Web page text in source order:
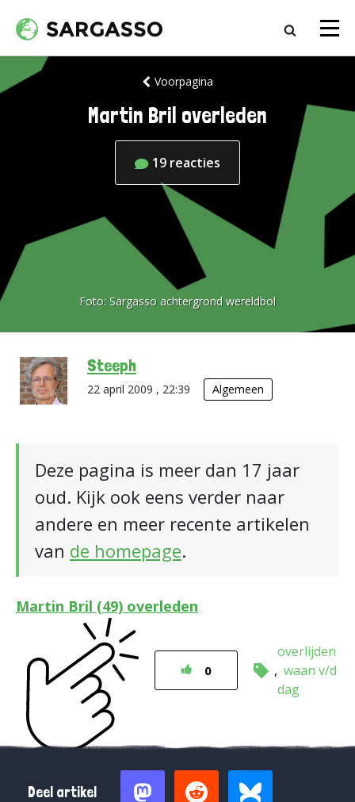
Voorpagina
Martin Bril overleden
19 reacties
Foto: Sargasso achtergrond wereldbol
Steeph
22 april 2009 , 22:39 Algemeen
Deze pagina is meer dan 17 jaar
oud. Kijk ook eens verder naar
andere en meer recente artikelen
van de homepage.
Martin Bril (49) overleden
0
overlijden
waan v/d
dag
Deel artikel